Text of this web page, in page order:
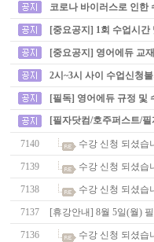
코로나 바이러스로 인한
[중요공지] 1회 수업시
[중요공지] 영어에듀 교
2시~3시 사이 수업신청
[필독] 영어에듀 규정 및
[필자닷컴/호주퍼스트/
7140 수강 신청 되셨습
7139 수강 신청 되셨습
7138 수강 신청 되셨습
7137 [휴강안내] 8월 5일(월)
7136 수강 신청 되셨습